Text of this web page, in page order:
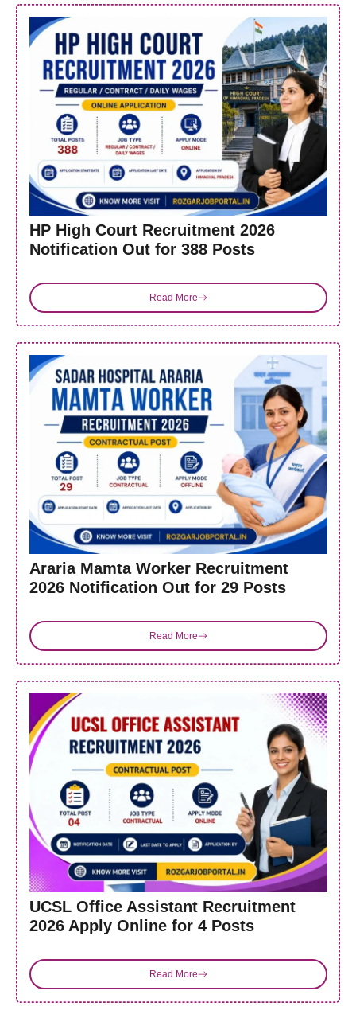
HP High Court Recruitment 2026
Notification Out for 388 Posts
Read More
Araria Mamta Worker Recruitment
2026 Notification Out for 29 Posts
Read More
UCSL Office Assistant Recruitment
2026 Apply Online for 4 Posts
Read More